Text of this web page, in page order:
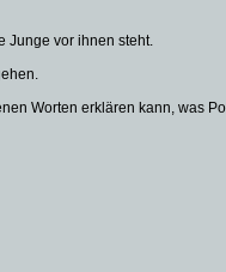
Junge vor ihnen steht.
Worten erklären kann, was